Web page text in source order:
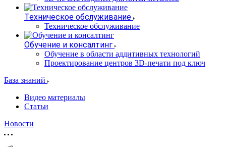
Техническое обслуживание
Техническое обслуживание
Обучение и консалтинг
Обучение в области аддитивных технологий
Проектирование центров 3D-печати под ключ
База знаний
Видео материалы
Статьи
Новости